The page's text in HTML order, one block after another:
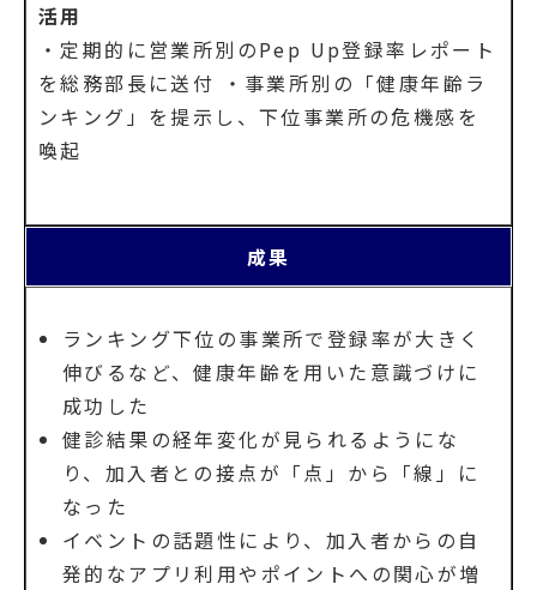
活用
・定期的に営業所別のPep Up登録率レポート
を総務部長に送付 ・事業所別の「健康年齢ラ
ンキング」を提示し、下位事業所の危機感を
喚起
成果
ランキング下位の事業所で登録率が大きく
伸びるなど、健康年齢を用いた意識づけに
成功した
健診結果の経年変化が見られるようにな
り、加入者との接点が「点」から「線」に
なった
イベントの話題性により、加入者からの自
発的なアプリ利用やポイントへの関心が増